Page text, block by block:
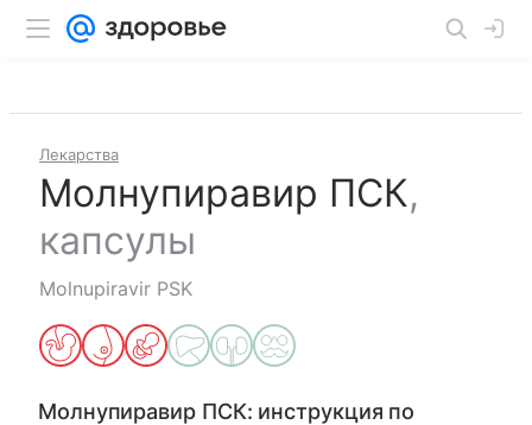
Лекарства
Молнупиравир ПСК,
капсулы
Molnupiravir PSK
Молнупиравир ПСК: инструкция по